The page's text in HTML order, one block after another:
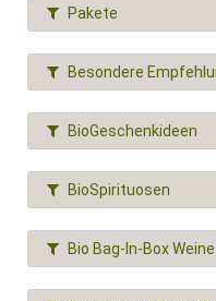
Pakete
Besondere
BioGeschenkideen
BioSpirituosen
Bio Bag-In-Box